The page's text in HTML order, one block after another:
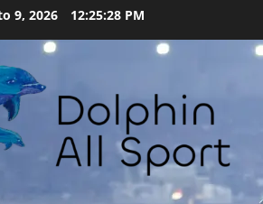
9, 2026 12:25:30 PM